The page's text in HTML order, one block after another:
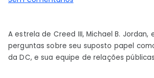
de
Michael
B.
A estrela de Creed III, Michael B. Jordan,
perguntas sobre seu suposto papel
da DC, e sua equipe de relações